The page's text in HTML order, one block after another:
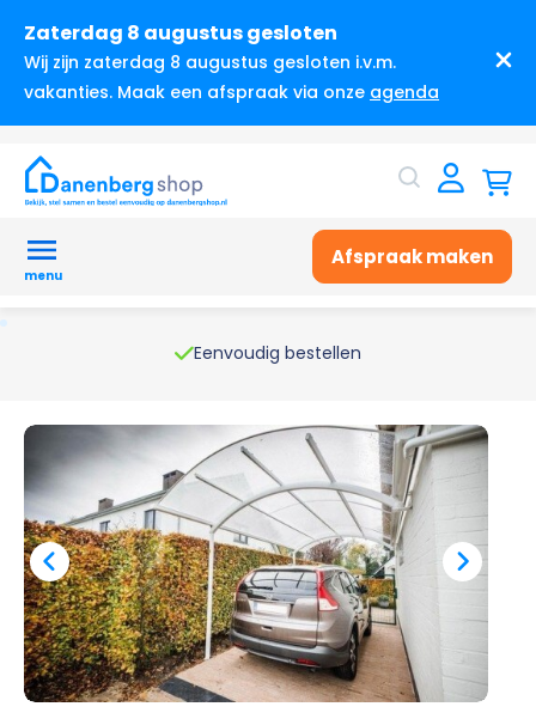
Zaterdag 8 augustus gesloten
Wij zijn zaterdag 8 augustus gesloten i.v.m.
vakanties. Maak een afspraak via onze agenda
menu
Afspraak maken
Eenvoudig bestellen